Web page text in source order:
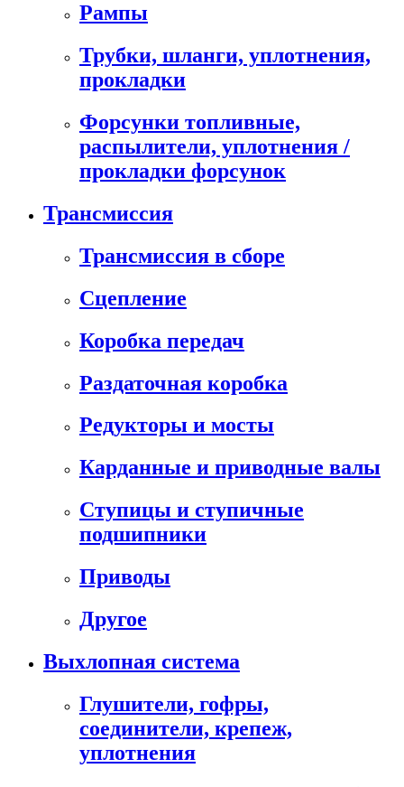
Рампы
Трубки, шланги, уплотнения,
прокладки
Форсунки топливные,
распылители, уплотнения /
прокладки форсунок
Трансмиссия
Трансмиссия в сборе
Сцепление
Коробка передач
Раздаточная коробка
Редукторы и мосты
Карданные и приводные валы
Ступицы и ступичные
подшипники
Приводы
Другое
Выхлопная система
Глушители, гофры,
соединители, крепеж,
уплотнения